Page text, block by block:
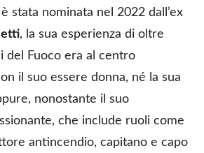
stata nominata nel 2022 dall’ex
, la sua esperienza di oltre
del Fuoco era al centro
il suo essere donna, né la sua
nonostante il suo
che include ruoli come
antincendio, capitano e capo